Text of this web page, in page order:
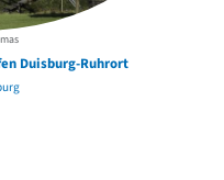
Duisburg-Ruhrort